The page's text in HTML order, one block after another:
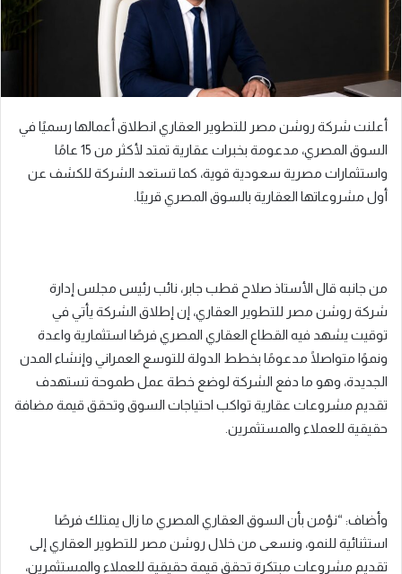
و
ن
ي
ا
أعلنت شركة روشن مصر للتطوير العقاري انطلاق أعمالها رسميًا في
السوق المصري، مدعومة بخبرات عقارية تمتد لأكثر من 15 عامًا
واستثمارات مصرية سعودية قوية، كما تستعد الشركة للكشف عن
أول مشروعاتها العقارية بالسوق المصري قريبًا.
من جانبه قال الأستاذ صلاح قطب جابر، نائب رئيس مجلس إدارة
شركة روشن مصر للتطوير العقاري، إن إطلاق الشركة يأتي في
توقيت يشهد فيه القطاع العقاري المصري فرصًا استثمارية واعدة
ونموًا متواصلًا مدعومًا بخطط الدولة للتوسع العمراني وإنشاء المدن
الجديدة، وهو ما دفع الشركة لوضع خطة عمل طموحة تستهدف
تقديم مشروعات عقارية تواكب احتياجات السوق وتحقق قيمة مضافة
حقيقية للعملاء والمستثمرين.
وأضاف: “نؤمن بأن السوق العقاري المصري ما زال يمتلك فرصًا
استثنائية للنمو، ونسعى من خلال روشن مصر للتطوير العقاري إلى
تقديم مشروعات مبتكرة تحقق قيمة حقيقية للعملاء والمستثمرين،